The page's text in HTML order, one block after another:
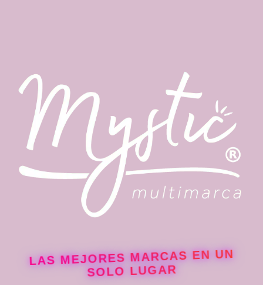
LAS MEJORES MARCAS EN UN
SOLO LUGAR